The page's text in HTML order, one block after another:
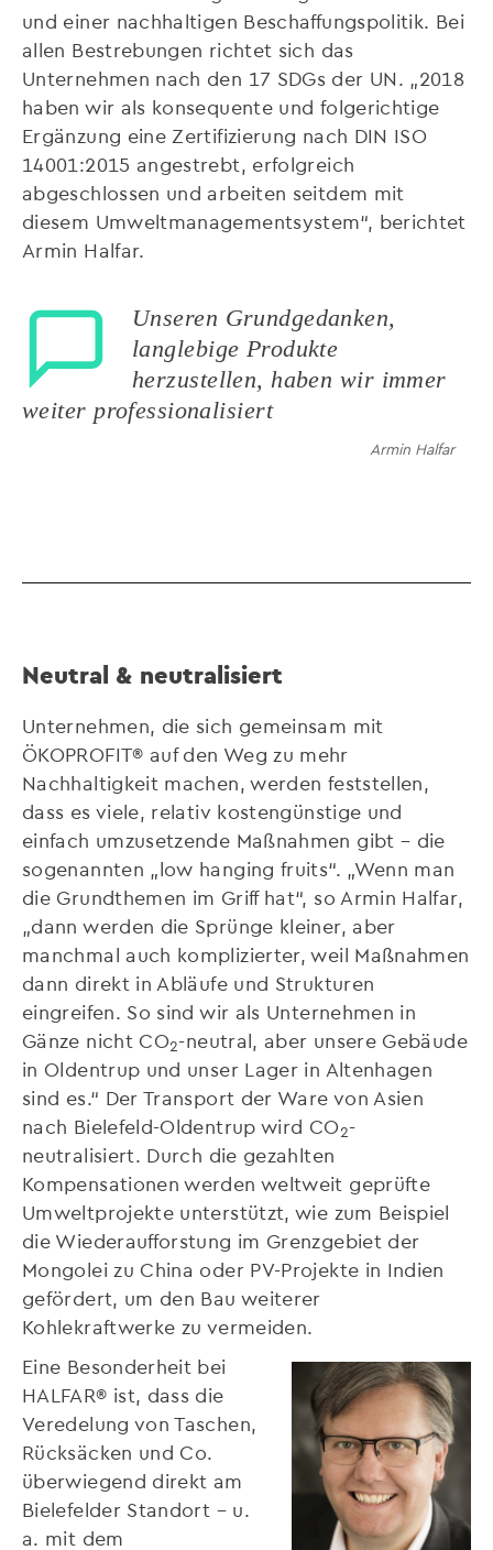
und einer nachhaltigen Beschaffungspolitik. Bei
allen Bestrebungen richtet sich das
Unternehmen nach den 17 SDGs der UN. „2018
haben wir als konsequente und folgerichtige
Ergänzung eine Zertifizierung nach DIN ISO
14001:2015 angestrebt, erfolgreich
abgeschlossen und arbeiten seitdem mit
diesem Umweltmanagementsystem“, berichtet
Armin Halfar.
Unseren Grundgedanken,
langlebige Produkte
herzustellen, haben wir immer
weiter professionalisiert
Armin Halfar
Neutral & neutralisiert
Unternehmen, die sich gemeinsam mit
ÖKOPROFIT® auf den Weg zu mehr
Nachhaltigkeit machen, werden feststellen,
dass es viele, relativ kostengünstige und
einfach umzusetzende Maßnahmen gibt – die
sogenannten „low hanging fruits“. „Wenn man
die Grundthemen im Griff hat“, so Armin Halfar,
„dann werden die Sprünge kleiner, aber
manchmal auch komplizierter, weil Maßnahmen
dann direkt in Abläufe und Strukturen
eingreifen. So sind wir als Unternehmen in
Gänze nicht CO2-neutral, aber unsere Gebäude
in Oldentrup und unser Lager in Altenhagen
sind es.“ Der Transport der Ware von Asien
nach Bielefeld-Oldentrup wird CO2-
neutralisiert. Durch die gezahlten
Kompensationen werden weltweit geprüfte
Umweltprojekte unterstützt, wie zum Beispiel
die Wiederaufforstung im Grenzgebiet der
Mongolei zu China oder PV-Projekte in Indien
gefördert, um den Bau weiterer
Kohlekraftwerke zu vermeiden.
Eine Besonderheit bei
HALFAR® ist, dass die
Veredelung von Taschen,
Rücksäcken und Co.
überwiegend direkt am
Bielefelder Standort – u.
a. mit dem